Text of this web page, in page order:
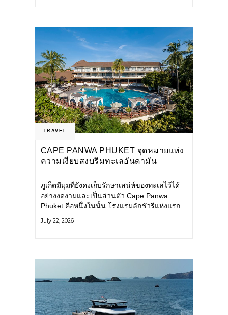
TRAVEL
CAPE PANWA PHUKET จุดหมายแห่ง
ความเงียบสงบริมทะเลอันดามัน
ภูเก็ตมีมุมที่ยังคงเก็บรักษาเสน่ห์ของทะเลไว้ได้
อย่างงดงามและเป็นส่วนตัว Cape Panwa
Phuket คือหนึ่งในนั้น โรงแรมลักชัวรีแห่งแรก
แหลมพันวา ทางตะวันออกเฉียงใต้ของเกาะ
July 22, 2026